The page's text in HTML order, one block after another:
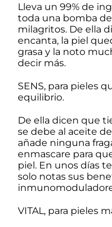
Lleva un 99% de
toda una bomba
milagritos. De ella
encanta, la piel
grasa y la noto
decir más.
SENS, para pieles
equilibrio.
De ella dicen que
se debe al aceite
añade ninguna
enmascare para
piel. En unos días
solo notas sus
VITAL , para pieles